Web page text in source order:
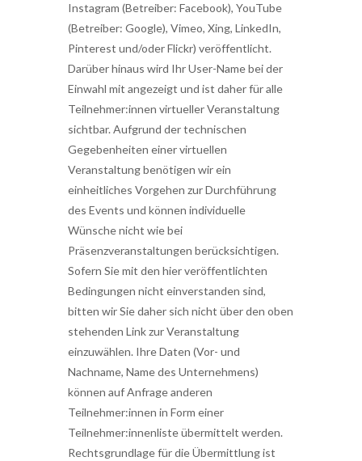
Instagram (Betreiber: Facebook), YouTube
(Betreiber: Google), Vimeo, Xing, LinkedIn,
Pinterest und/oder Flickr) veröffentlicht.
Darüber hinaus wird Ihr User-Name bei der
Einwahl mit angezeigt und ist daher für alle
Teilnehmer:innen virtueller Veranstaltung
sichtbar. Aufgrund der technischen
Gegebenheiten einer virtuellen
Veranstaltung benötigen wir ein
einheitliches Vorgehen zur Durchführung
des Events und können individuelle
Wünsche nicht wie bei
Präsenzveranstaltungen berücksichtigen.
Sofern Sie mit den hier veröffentlichten
Bedingungen nicht einverstanden sind,
bitten wir Sie daher sich nicht über den oben
stehenden Link zur Veranstaltung
einzuwählen. Ihre Daten (Vor- und
Nachname, Name des Unternehmens)
können auf Anfrage anderen
Teilnehmer:innen in Form einer
Teilnehmer:innenliste übermittelt werden.
Rechtsgrundlage für die Übermittlung ist